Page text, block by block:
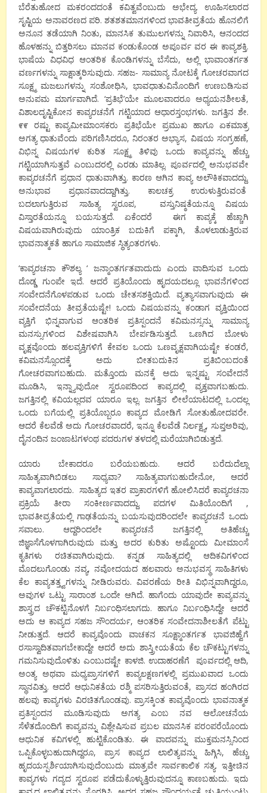
ಬೆರೆತುಹೋದ ಮಕರಂದದಂತೆ ಕವಿತ್ವವೆಂಬುದು ಅಭೇದ್ಯ. ಊಹಿಸಲಾರದ
ಸೃಷ್ಟಿಯ ಅನಾವರಣದ ಪರಿ. ಶತಶತಮಾನಗಳಿಂದ ಭಾವತೀವ್ರತೆಯ ಹೊನಲಿಗೆ
ಅನೂನ ತಡೆಯಾಗಿ ನಿಂತು, ಮಾನಸಿಕ ತುಮುಲಗಳನ್ನು ನಿವಾರಿಸಿ, ಆನಂದದ
ಹೊಳಹನ್ನು ಬಿತ್ತರಿಸಲು ಮಾನವ ಕಂಡುಕೊಂಡ ಅಪೂರ್ವ ವರ ಈ ಕಾವ್ಯಶಕ್ತಿ.
ಭಾಷೆಯ ವಿಧವಿಧ ಆಂತರಿಕ ಕೊಂಡಿಗಳನ್ನು ಬೆಸೆದು, ಅಲ್ಲಿ ಭಾವಾಂತರ್ಗತ
ವರ್ಣಗಳನ್ನು ಸಾಕ್ಷಾತ್ಕರಿಸುವುದು. ಸಹಜ- ಸಾಮಾನ್ಯ ನೋಟಕ್ಕೆ ಗೋಚರವಾಗದ
ಸೂಕ್ಷ್ಮ ಮಜಲುಗಳನ್ನು ಸಂಶೋಧಿಸಿ, ಭಾವಧಾತುವಿನೊಂದಿಗೆ ಉಣಬಡಿಸುವ
ಅನುಪಮ ಮಾರ್ಗವಾಗಿದೆ. ‘ಪ್ರತಿಭೆ’ಯೇ ಮೂಲವಾದರೂ ಅಧ್ಯಯನಶೀಲತೆ,
ವಿಶಾಲದೃಷ್ಟಿಕೋನ ಕಾವ್ಯರಚನೆಗೆ ಗಟ್ಟಿಯಾದ ಆಧಾರಸ್ತಂಭಗಳು. ಜಗತ್ತಿನ ಶೇ.
೯೯ ರಷ್ಟು ಕಾವ್ಯಮೀಮಾಂಸಕರು ಪ್ರತಿಭೆಯೇ ಪ್ರಮುಖ ಹಾಗೂ ಏಕಮಾತ್ರ
ಅಗತ್ಯ ಧಾತುವೆಂದು ಪರಿಗಣಿಸಿದರೂ, ನಿರಂತರ ಅಭ್ಯಾಸ, ವಿಷಯ ಸಂಗ್ರಹಣೆ,
ವಿಭಿನ್ನ ವಿಷಯಗಳ ಕುರಿತ ಸೂಕ್ಷ್ಮ ತಿಳಿವು ಒಂದು ಕಾವ್ಯವನ್ನು ಹೆಚ್ಚು
ಗಟ್ಟಿಯಾಗಿಸುತ್ತವೆ ಎಂಬುದರಲ್ಲಿ ಎರಡು ಮಾತಿಲ್ಲ. ಪೂರ್ವದಲ್ಲಿ ಅನುಭವವೇ
ಕಾವ್ಯರಚನೆಗೆ ಪ್ರಧಾನ ಧಾತುವಾಗಿತ್ತು. ಕಾರಣ ಆಗಿನ ಕಾವ್ಯ ಅಲೌಕಿಕವಾದದ್ದು.
ಅನುಭಾವ ಪ್ರಧಾನವಾದದ್ದಾಗಿತ್ತು. ಕಾಲಚಕ್ರ ಉರುಳುತ್ತಿರುವಂತೆ
ಬದಲಾಗುತ್ತಿರುವ ಸಾಹಿತ್ಯ ಸ್ವರೂಪ, ವಸ್ತುನಿಷ್ಠತೆಯನ್ನೂ ವಿಷಯ
ವಿಸ್ತಾರತೆಯನ್ನೂ ಬಯಸುತ್ತದೆ. ಏಕೆಂದರೆ ಈಗ ಕಾವ್ಯಕ್ಕೆ ಹೆಚ್ಚಾಗಿ
ವಿಷಯವಾಗಿರುವುದು ಯಾಂತ್ರಿಕ ಬದುಕಿಗೆ ಪಕ್ಕಾಗಿ, ತೊಳಲಾಡುತ್ತಿರುವ
ಭಾವನಾತ್ಮಕತೆ ಹಾಗೂ ಸಾಮಾಜಿಕ ಸ್ಥಿತ್ಯಂತರಗಳು.
‘ಕಾವ್ಯರಚನಾ ಕೌಶಲ್ಯ ‘ ಜನ್ಮಾಂತರ್ಗತವಾದುದು ಎಂದು ವಾದಿಸುವ ಒಂದು
ದೊಡ್ಡ ಗುಂಪೇ ಇದೆ. ಆದರೆ ಪ್ರತಿಯೊಂದು ಹೃದಯದಲ್ಲೂ ಭಾವನೆಗಳಿಂದ
ಸಂವೇದನೆಗೊಳಪಡುವ ಒಂದು ಚೇತಸಶಕ್ತಿಯಿದೆ. ವ್ಯತ್ಯಾಸವಾಗುವುದು ಈ
ಸಂವೇದನೆಯ ತೀವ್ರತೆಯಷ್ಟೇ! ಒಂದು ವಿಷಯವನ್ನು ಕಂಡಾಗ ವ್ಯಕ್ತಿಯಿಂದ
ವ್ಯಕ್ತಿಗೆ ಭಿನ್ನವಾಗುವ ಆಂತರಿಕ ಪ್ರತಿಸ್ಪಂದನೆ ಕವಿಮನಸ್ಸನ್ನು ಸಾಮಾನ್ಯ
ಮನಸ್ಸುಗಳಿಂದ ವಿಶೇಷವಾಗಿಸಿ ಬೇರ್ಪಡಿಸುತ್ತದೆ. ಒಣಗಿದ ಬೋಳು
ವೃಕ್ಷವೊಂದು ಹಲವ್ಯಕ್ತಿಗಳಿಗೆ ಕೇವಲ ಒಂದು ಒಣವೃಕ್ಷವಾಗಿಯಷ್ಟೇ ಕಂಡರೆ,
ಕವಿಮನಸ್ಸೊಂದಕ್ಕೆ ಅದು ಬೀತಬದುಕಿನ ಪ್ರತಿಬಿಂಬದಂತೆ
ಗೋಚರವಾಗಬಹುದು. ಮತ್ತೊಂದು ಮನಕ್ಕೆ ಅದು ಇನ್ನಷ್ಟು ಸಂವೇದನೆ
ಮೂಡಿಸಿ, ಇನ್ನ್ಯಾವುದೋ ಸ್ವರೂಪದಿಂದ ಕಾವ್ಯದಲ್ಲಿ ವ್ಯಕ್ತವಾಗಬಹುದು.
ಜಗತ್ತಿನಲ್ಲಿ ಕವಿಯಲ್ಲದವ ಯಾರೂ ಇಲ್ಲ. ಜಗತ್ತಿನ ಲೀಲೆಯಾಟದಲ್ಲಿ ಒಂದಲ್ಲ
ಒಂದು ಬಗೆಯಲ್ಲಿ ಪ್ರತಿಯೊಬ್ಬರೂ ಕಾವ್ಯದ ಮೋಡಿಗೆ ಸೋತುಹೋದವರೇ.
ಆದರೆ ಕೆಲವೆಡೆ ಅದು ಗೋಚರವಾದರೆ, ಇನ್ನೂ ಕೆಲವೆಡೆ ನಿರ್ಲಕ್ಷ್ಯ, ಸುಪ್ತಅರಿವು,
ದೈನಂದಿನ ಜಂಜಾಟಗಳಂಥ ಪದರುಗಳ ತಳದಲ್ಲಿ ಮರೆಯಾಗಿಬಿಡುತ್ತದೆ.
ಯಾರು ಬೇಕಾದರೂ ಬರೆಯಬಹುದು. ಆದರೆ ಬರೆದುದೆಲ್ಲಾ
ಸಾಹಿತ್ಯವಾಗಿಬಿಡಲು ಸಾಧ್ಯವಾ? ಸಾಹಿತ್ಯವಾಗಬಹುದೇನೋ, ಆದರೆ
ಕಾವ್ಯವಾಗಲಾರದು. ಸಾಹಿತ್ಯದ ಇತರ ಪ್ರಾಕಾರಗಳಿಗೆ ಹೋಲಿಸಿದರೆ ಕಾವ್ಯರಚನಾ
ಪ್ರಕ್ರಿಯೆ ತೀರಾ ಸಂಕೀರ್ಣವಾದದ್ದು. ಪದಗಳ ಮಿತಿಯೊಂದಿಗೆ ,
ಭಾವತೀವ್ರತೆಯಲ್ಲಿ ಗಾಢತೆಯನ್ನು ಬಯಸುವುದರಿಂದಲೇ ಕಾವ್ಯರಚನೆ ಒಂದು
ಸವಾಲು. ಆದ್ದರಿಂದಲೇ ಕಾವ್ಯರಚನೆ ಜಗತ್ತಿನಲ್ಲಿ ಅತಿಹೆಚ್ಚು
ಜಿಜ್ಞಾಸೆಗೊಳಗಾಗಿರುವುದು ಮತ್ತು ಅದರ ಕುರಿತು ಅಷ್ಟೊಂದು ಮೀಮಾಂಸೆ
ಕೃತಿಗಳು ರಚಿತವಾಗಿರುವುದು. ಕನ್ನಡ ಸಾಹಿತ್ಯದಲ್ಲಿ ಆದಿಕವಿಗಳಿಂದ
ಮೊದಲುಗೊಂಡು ನವ್ಯ, ನವೋದಯದ ಹಲವಾರು ಅನುಭವಸ್ಥ ಸಾಹಿತಿಗಳು
ಕೆಲ ಕಾವ್ಯತತ್ತ್ವಗಳನ್ನು ನೀಡಿರುವರು. ವಿವರಣೆಯ ರೀತಿ ವಿಭಿನ್ನವಾಗಿದ್ದರೂ,
ಅವುಗಳ ಒಟ್ಟು ಸಾರಾಂಶ ಒಂದೇ ಆಗಿದೆ. ಹಾಗೆಂದು ಯಾವುದೇ ಕಾವ್ಯವನ್ನು
ಶಾಸ್ತ್ರದ ಚೌಕಟ್ಟಿನೊಳಗೆ ನಿರ್ಬಂಧಿಸಲಾಗದು. ಹಾಗೂ ನಿರ್ಬಂಧಿಸಿದ್ದೇ ಆದರೆ
ಅದು ಆ ಕಾವ್ಯದ ಸಹಜ ಸೌಂದರ್ಯ, ಆಂತರಿಕ ಸಂವೇದನಾಶೀಲತೆಗೆ ಪೆಟ್ಟು
ನೀಡುತ್ತದೆ. ಆದರೆ ಕಾವ್ಯವೊಂದು ವಾಚಕನ ಸೂಕ್ಷ್ಮಾಂತರ್ಗತ ಭಾವಜಿಹ್ವೆಗೆ
ರಸಾಸ್ವಾದಿತವಾಗಬೇಕಾದ್ದೇ ಆದರೆ ಅದು ಶಾಸ್ತ್ರೀಯತೆಯ ಕೆಲ ಚೌಕಟ್ಟುಗಳನ್ನು
ಗಮನಿಸುವುದೊಳಿತು ಎಂಬುದಷ್ಟೇ ಕಾಳಜಿ. ಉದಾಹರಣೆಗೆ ಪೂರ್ವದಲ್ಲಿ ಆದಿ,
ಅಂತ್ಯ ಅಥವಾ ಮಧ್ಯಪ್ರಾಸಗಳಿಗೆ ಕಾವ್ಯಲಕ್ಷಣಗಳಲ್ಲಿ ಪ್ರಮುಖವಾದ ಒಂದು
ಸ್ಥಾನವಿತ್ತು. ಆದರೆ ಆಧುನಿಕತೆಯ ರಶ್ಮಿ ಪಸರಿಸುತ್ತಿರುವಂತೆ, ಪ್ರಾಸದ ಹಂಗಿರದ
ಹಲವು ಕಾವ್ಯಗಳು ವಿರಚಿತಗೊಂಡವು. ಪ್ರಾಸಕ್ಕಿಂತ ಕಾವ್ಯವೊಂದು ಭಾವನಾತ್ಮಕ
ಪ್ರತಿಸ್ಪಂದನ ಮೂಡಿಸುವುದು ಅಗತ್ಯ ಎಂಬ ನವ ಆಲೋಚನೆಯ
ಸೆಳೆತದೊಂದಿಗೆ ಕಾವ್ಯವನ್ನು ವಿಶ್ಲೇಷಿಸುವ ಪ್ರಬಲ ಮಾನಸಿಕ ಪರಂಪರೆಯೊಂದು
ಆಧುನಿಕ ಕವಿಗಳಲ್ಲಿ ಹುಟ್ಟಿಕೊಂಡಿತು. ಈ ವಾದವನ್ನು ಮುಕ್ತಮನಸ್ಸಿನಿಂದ
ಒಪ್ಪಿಕೊಳ್ಳಬಹುದಾಗಿದ್ದರೂ, ಪ್ರಾಸ ಕಾವ್ಯದ ಲಾಲಿತ್ಯವನ್ನು ಹಿಗ್ಗಿಸಿ, ಹೆಚ್ಚು
ಹೃದಯಸ್ಪರ್ಶಿಯಾಗಿಸುವುದೆಂಬುದು ಮಾತ್ರವೇ ಸಾರ್ವಕಾಲಿಕ ಸತ್ಯ. ಇತ್ತೀಚಿನ
ಕಾವ್ಯಗಳು ಗದ್ಯದ ಸ್ವರೂಪ ಪಡೆದುಕೊಳ್ಳುತ್ತಿರುವುದನ್ನೂ ಕಾಣಬಹುದು. ಇದು